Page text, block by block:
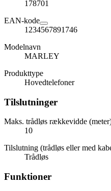
178701
EAN-kode
1234567891746
Modelnavn
MARLEY
Produkttype
Hovedtelefoner
Tilslutninger
Maks. trådløs rækkevidde
10
Tilslutning (trådløs eller med
Trådløs
Funktioner